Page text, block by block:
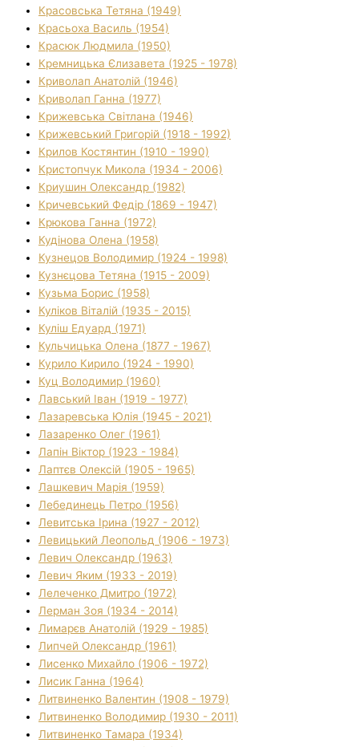
Красовська Тетяна (1949)
Красьоха Василь (1954)
Красюк Людмила (1950)
Кремницька Єлизавета (1925 - 1978)
Криволап Анатолій (1946)
Криволап Ганна (1977)
Крижевська Світлана (1946)
Крижевський Григорій (1918 - 1992)
Крилов Костянтин (1910 - 1990)
Кристопчук Микола (1934 - 2006)
Криушин Олександр (1982)
Кричевський Федір (1869 - 1947)
Крюкова Ганна (1972)
Кудінова Олена (1958)
Кузнецов Володимир (1924 - 1998)
Кузнєцова Тетяна (1915 - 2009)
Кузьма Борис (1958)
Куліков Віталій (1935 - 2015)
Куліш Едуард (1971)
Кульчицька Олена (1877 - 1967)
Курило Кирило (1924 - 1990)
Куц Володимир (1960)
Лавський Іван (1919 - 1977)
Лазаревська Юлія (1945 - 2021)
Лазаренко Олег (1961)
Лапін Віктор (1923 - 1984)
Лаптєв Олексій (1905 - 1965)
Лашкевич Марія (1959)
Лебединець Петро (1956)
Левитська Ірина (1927 - 2012)
Левицький Леопольд (1906 - 1973)
Левич Олександр (1963)
Левич Яким (1933 - 2019)
Лелеченко Дмитро (1972)
Лерман Зоя (1934 - 2014)
Лимарєв Анатолій (1929 - 1985)
Липчей Олександр (1961)
Лисенко Михайло (1906 - 1972)
Лисик Ганна (1964)
Литвиненко Валентин (1908 - 1979)
Литвиненко Володимир (1930 - 2011)
Литвиненко Тамара (1934)